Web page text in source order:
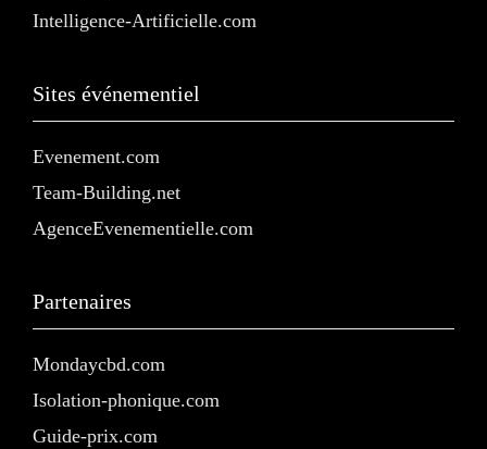
Intelligence-Artificielle.com
Sites événementiel
Evenement.com
Team-Building.net
AgenceEvenementielle.com
Partenaires
Mondaycbd.com
Isolation-phonique.com
Guide-prix.com